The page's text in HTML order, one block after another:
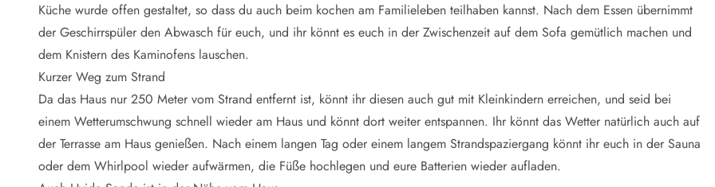
Reiseführer Dänemark
Tipps für Urlaub in Dänemark
Wetter in Dänemark
Saisonzeiten
Badesicherheit im Meer
Naturschutz
Webcam Dänemark
Ferienhauskatalog
Fotowettbewerb
Küche wurde offen gestaltet, so dass du auch beim kochen am Familieleben teilhaben kannst. Nach dem Essen übernimmt
der Geschirrspüler den Abwasch für euch, und ihr könnt es euch in der Zwischenzeit auf dem Sofa gemütlich machen und
dem Knistern des Kaminofens lauschen.
Kurzer Weg zum Strand
Da das Haus nur 250 Meter vom Strand entfernt ist, könnt ihr diesen auch gut mit Kleinkindern erreichen, und seid bei
einem Wetterumschwung schnell wieder am Haus und könnt dort weiter entspannen. Ihr könnt das Wetter natürlich auch auf
der Terrasse am Haus genießen. Nach einem langen Tag oder einem langem Strandspaziergang könnt ihr euch in der Sauna
oder dem Whirlpool wieder aufwärmen, die Füße hochlegen und eure Batterien wieder aufladen.